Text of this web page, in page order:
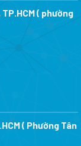
( phường
( Phường Tân